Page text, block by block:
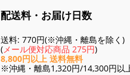
配送料・お届け日数
送料: 770円(※沖縄・離島を除く)
(メール便対応商品 275円)
8,800円以上 送料無料
※沖縄・離島1,320円/14,300円以